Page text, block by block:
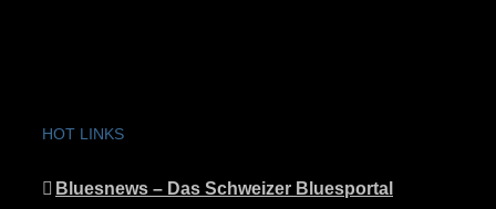
HOT LINKS
Bluesnews – Das Schweizer Bluesportal